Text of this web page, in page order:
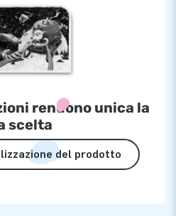
rendono unica la
scelta
del prodotto